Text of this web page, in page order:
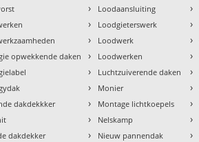
opwekkende daken
dakdekkker
dakdekker
› Loodaansluiting
› Loodgieterswerk
› Loodwerk
› Loodwerken
› Luchtzuiverende daken
› Monier
› Montage lichtkoepels
› Nelskamp
› Nieuw pannendak
›
›
›
›
›
›
›
›
›